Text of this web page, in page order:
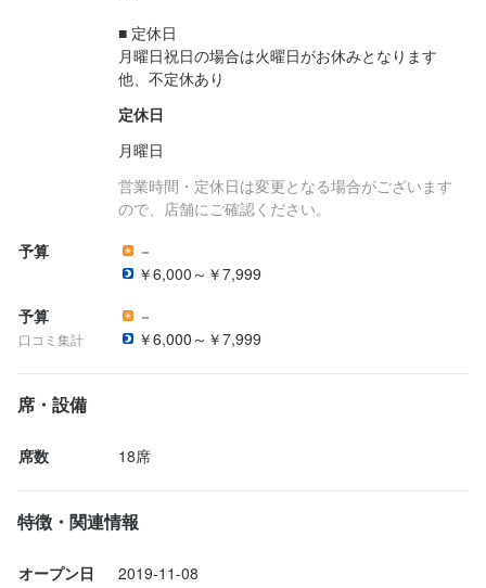
■ 定休日
月曜日祝日の場合は火曜日がお休みとなります
他、不定休あり
定休日
月曜日
営業時間・定休日は変更となる場合がございます
ので、店舗にご確認ください。
予算
－
￥6,000～￥7,999
予算
口コミ集計
－
￥6,000～￥7,999
席・設備
席数 18席
特徴・関連情報
オープン日 2019-11-08